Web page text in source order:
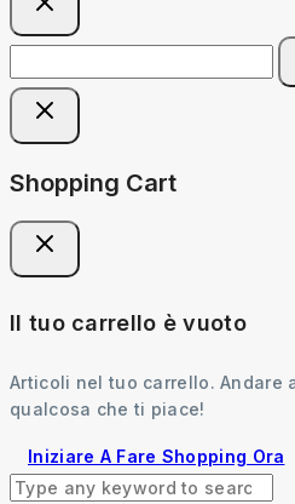
Shopping Cart
Il tuo carrello è vuoto
Articoli nel tuo carrello. Andare
qualcosa che ti piace!
Iniziare A Fare Shopping Ora